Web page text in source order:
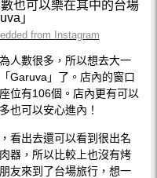
from Instagram
人數很多，所以想去大一
Garuva」了。店內的窗口
位有106個。店內更有可以
也可以安心進內！
看出去還可以看到很出名
器，所以比較上也沒有烤
友來到了台場旅行，想一